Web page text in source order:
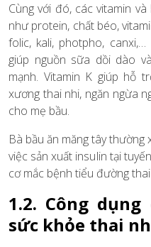
Cùng với đó, các vitamin
như protein, chất béo,
folic, kali, photpho,
giúp nguồn sữa dồi dào
mạnh. Vitamin K giúp hỗ
xương thai nhi, ngăn ngừa
cho mẹ bầu.
Bà bầu ăn măng tây
việc sản xuất insulin tại
cơ mắc bệnh tiểu đường thai
1.2. Công
sức khỏe thai